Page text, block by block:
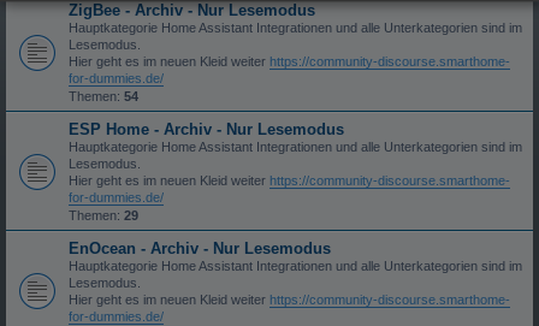
ZigBee - Archiv - Nur Lesemodus
Hauptkategorie Home Assistant Integrationen und alle Unterkategorien sind im
Lesemodus.
Hier geht es im neuen Kleid weiter https://community-discourse.smarthome-
for-dummies.de/
Themen: 54
ESP Home - Archiv - Nur Lesemodus
Hauptkategorie Home Assistant Integrationen und alle Unterkategorien sind im
Lesemodus.
Hier geht es im neuen Kleid weiter https://community-discourse.smarthome-
for-dummies.de/
Themen: 29
EnOcean - Archiv - Nur Lesemodus
Hauptkategorie Home Assistant Integrationen und alle Unterkategorien sind im
Lesemodus.
Hier geht es im neuen Kleid weiter https://community-discourse.smarthome-
for-dummies.de/